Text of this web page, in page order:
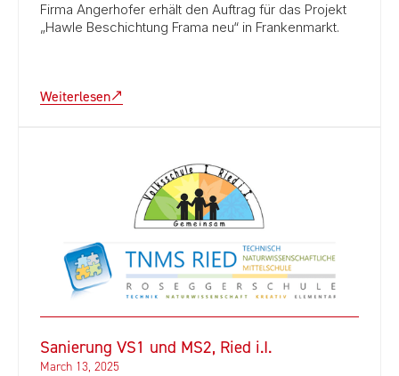
Firma Angerhofer erhält den Auftrag für das Projekt
„Hawle Beschichtung Frama neu“ in Frankenmarkt.
Weiterlesen
Sanierung VS1 und MS2, Ried i.I.
March 13, 2025